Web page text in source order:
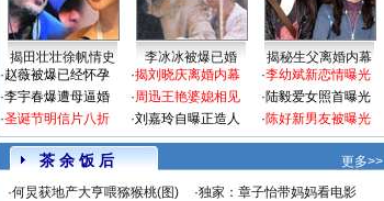
揭田壮壮徐帆情史 李冰冰被爆已婚
揭秘生父离婚内幕
·赵薇被爆已经怀孕
·李宇春爆遭母逼婚
·圣诞节明信片八折
·揭刘晓庆离婚内幕
·周迅王艳婆媳相见
·刘嘉玲自曝正造人
·李幼斌新恋情曝光
·陆毅爱女照首曝光
·陈好新男友被曝光
茶 余 饭 后
更多>>
·何炅获地产大亨喂猕猴桃(图) ·独家：章子怡带妈妈看电影